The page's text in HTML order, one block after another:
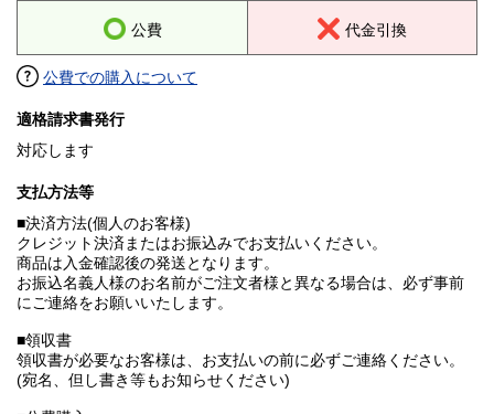
公費 代金引換
公費での購入について
適格請求書発行
対応します
支払方法等
■決済方法(個人のお客様)
クレジット決済またはお振込みでお支払いください。
商品は入金確認後の発送となります。
お振込名義人様のお名前がご注文者様と異なる場合は、必ず事前
にご連絡をお願いいたします。
■領収書
領収書が必要なお客様は、お支払いの前に必ずご連絡ください。
(宛名、但し書き等もお知らせください)